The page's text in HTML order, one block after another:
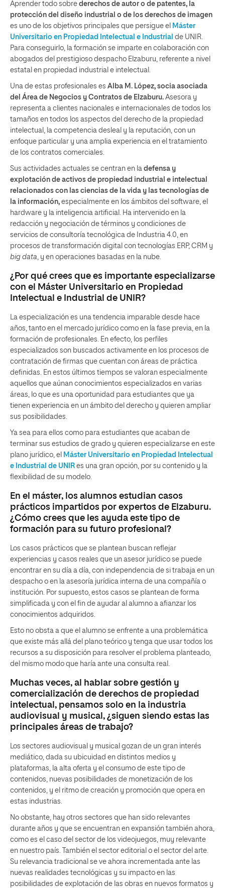
Aprender todo sobre derechos de autor o de patentes, la
protección del diseño industrial o de los derechos de imagen
es uno de los objetivos principales que persigue el Máster
Universitario en Propiedad Intelectual e Industrial de UNIR.
Para conseguirlo, la formación se imparte en colaboración con
abogados del prestigioso despacho Elzaburu, referente a nivel
estatal en propiedad industrial e intelectual.
Una de estas profesionales es Alba M. López, socia asociada
del Área de Negocios y Contratos de Elzaburu. Asesora y
representa a clientes nacionales e internacionales de todos los
tamaños en todos los aspectos del derecho de la propiedad
intelectual, la competencia desleal y la reputación, con un
enfoque particular y una amplia experiencia en el tratamiento
de los contratos comerciales.
Sus actividades actuales se centran en la defensa y
explotación de activos de propiedad industrial e intelectual
relacionados con las ciencias de la vida y las tecnologías de
la información, especialmente en los ámbitos del software, el
hardware y la inteligencia artificial. Ha intervenido en la
redacción y negociación de términos y condiciones de
servicios de consultoría tecnológica de Industria 4.0, en
procesos de transformación digital con tecnologías ERP, CRM y
big data, y en operaciones basadas en la nube.
¿Por qué crees que es importante especializarse
con el Máster Universitario en Propiedad
Intelectual e Industrial de UNIR?
La especialización es una tendencia imparable desde hace
años, tanto en el mercado jurídico como en la fase previa, en la
formación de profesionales. En efecto, los perfiles
especializados son buscados activamente en los procesos de
contratación de firmas que cuentan con áreas de práctica
definidas. En estos últimos tiempos se valoran especialmente
aquellos que aúnan conocimientos especializados en varias
áreas, lo que es una oportunidad para estudiantes que ya
tienen experiencia en un ámbito del derecho y quieren ampliar
sus posibilidades.
Ya sea para ellos como para estudiantes que acaban de
terminar sus estudios de grado y quieren especializarse en este
plano jurídico, el Máster Universitario en Propiedad Intelectual
e Industrial de UNIR es una gran opción, por su contenido y la
flexibilidad de su modelo.
En el máster, los alumnos estudian casos
prácticos impartidos por expertos de Elzaburu.
¿Cómo crees que les ayuda este tipo de
formación para su futuro profesional?
Los casos prácticos que se plantean buscan reflejar
experiencias y casos reales que un asesor jurídico se puede
encontrar en su día a día, con independencia de si trabaja en un
despacho o en la asesoría jurídica interna de una compañía o
institución. Por supuesto, estos casos se plantean de forma
simplificada y con el fin de ayudar al alumno a afianzar los
conocimientos adquiridos.
Esto no obsta a que el alumno se enfrente a una problemática
que existe más allá del plano teórico y tenga que usar todos los
recursos a su disposición para resolver el problema planteado,
del mismo modo que haría ante una consulta real.
Muchas veces, al hablar sobre gestión y
comercialización de derechos de propiedad
intelectual, pensamos solo en la industria
audiovisual y musical, ¿siguen siendo estas las
principales áreas de trabajo?
Los sectores audiovisual y musical gozan de un gran interés
mediático, dada su ubicuidad en distintos medios y
plataformas, la alta oferta y el consumo de este tipo de
contenidos, nuevas posibilidades de monetización de los
contenidos, y el ritmo de creación y promoción que opera en
estas industrias.
No obstante, hay otros sectores que han sido relevantes
durante años y que se encuentran en expansión también ahora,
como es el caso del sector de los videojuegos, muy relevante
en nuestro país. También el sector editorial o el sector del arte.
Su relevancia tradicional se ve ahora incrementada ante las
nuevas realidades tecnológicas y su impacto en las
posibilidades de explotación de las obras en nuevos formatos y